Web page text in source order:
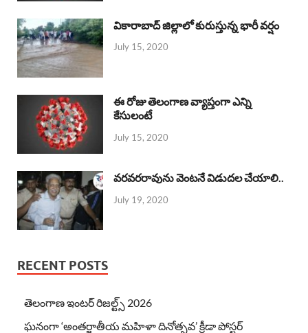
వికారాబాద్ జిల్లాలో కురుస్తున్న భారీ వర్షం
July 15, 2020
ఈ రోజు తెలంగాణ వ్యాప్తంగా ఎన్ని
కేసులంటే
July 15, 2020
వరవరరావును వెంటనే విడుదల చేయాలి..
July 19, 2020
RECENT POSTS
తెలంగాణ ఇంటర్ రిజల్ట్స్ 2026
ఘనంగా ‘అంతర్జాతీయ మహిళా దినోత్సవ’ క్రీడా పోస్టర్